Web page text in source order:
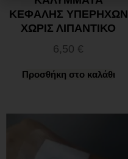
ΚΕΦΑΛΗΣ ΥΠΕΡΗΧΩΝ
ΧΩΡΙΣ ΛΙΠΑΝΤΙΚΟ
6,50 €
Προσθήκη στο καλάθι